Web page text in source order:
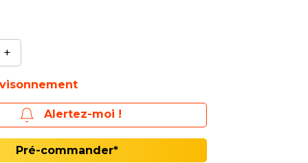
+
Alertez-moi !
Pré-commander*